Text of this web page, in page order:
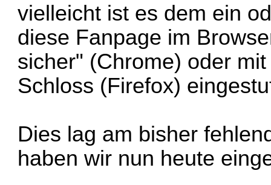
vielleicht ist es dem ein
diese Fanpage im
sicher" (Chrome) oder
Schloss (Firefox)
Dies lag am bisher
haben wir nun heute